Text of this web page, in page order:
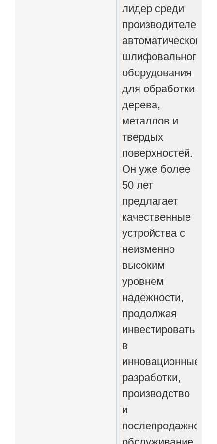
лидер среди
производителей
автоматического
шлифовального
оборудования
для обработки
дерева,
металлов и
твердых
поверхностей.
Он уже более
50 лет
предлагает
качественные
устройства с
неизменно
высоким
уровнем
надежности,
продолжая
инвестировать
в
инновационные
разработки,
производство
и
послепродажное